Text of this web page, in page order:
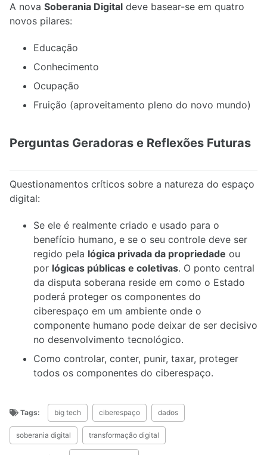
A nova Soberania Digital deve basear-se em quatro
novos pilares:
Educação
Conhecimento
Ocupação
Fruição (aproveitamento pleno do novo mundo)
Perguntas Geradoras e Reflexões Futuras
Questionamentos críticos sobre a natureza do espaço
digital:
Se ele é realmente criado e usado para o
benefício humano, e se o seu controle deve ser
regido pela lógica privada da propriedade ou
por lógicas públicas e coletivas. O ponto central
da disputa soberana reside em como o Estado
poderá proteger os componentes do
ciberespaço em um ambiente onde o
componente humano pode deixar de ser decisivo
no desenvolvimento tecnológico.
Como controlar, conter, punir, taxar, proteger
todos os componentes do ciberespaço.
Tags: big tech ciberespaço dados
soberania digital transformação digital